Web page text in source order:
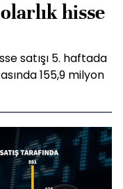
hisse
satışı 5. haftada
155,9 milyon